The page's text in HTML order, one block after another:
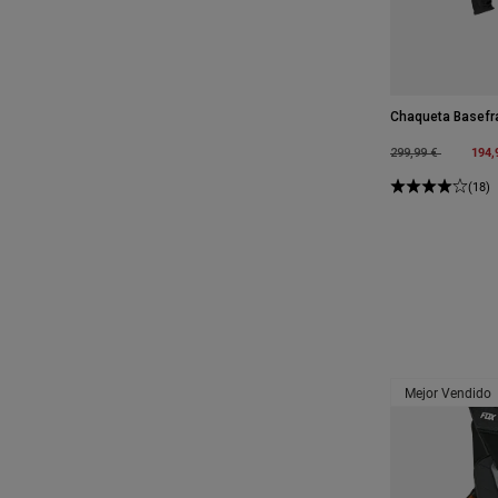
Chaqueta
Price reduced
299,99 €to
(18)
Mejor Vendido